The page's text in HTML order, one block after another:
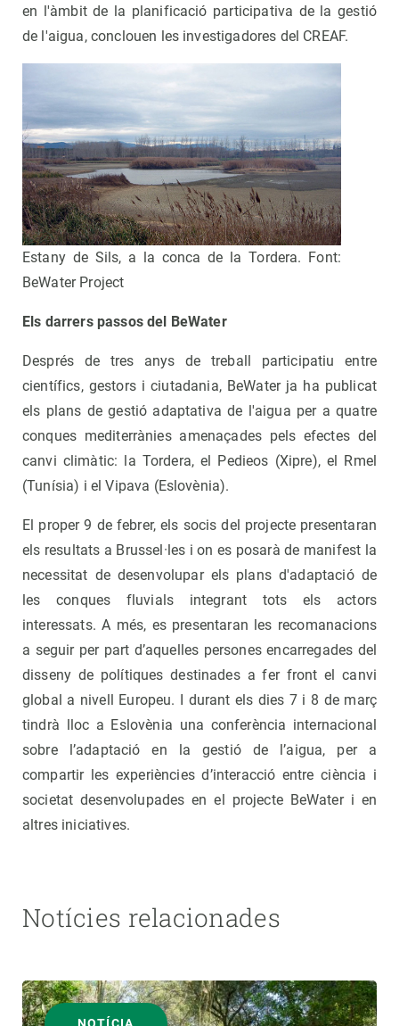
en l'àmbit de la planificació participativa de la gestió
de l'aigua, conclouen les investigadores del CREAF.
Estany de Sils, a la conca de la Tordera. Font:
BeWater Project
Els darrers passos del BeWater
Després de tres anys de treball participatiu entre
científics, gestors i ciutadania, BeWater ja ha publicat
els plans de gestió adaptativa de l'aigua per a quatre
conques mediterrànies amenaçades pels efectes del
canvi climàtic: la Tordera, el Pedieos (Xipre), el Rmel
(Tunísia) i el Vipava (Eslovènia).
El proper 9 de febrer, els socis del projecte presentaran
els resultats a Brussel·les i on es posarà de manifest la
necessitat de desenvolupar els plans d'adaptació de
les conques fluvials integrant tots els actors
interessats. A més, es presentaran les recomanacions
a seguir per part d’aquelles persones encarregades del
disseny de polítiques destinades a fer front el canvi
global a nivell Europeu. I durant els dies 7 i 8 de març
tindrà lloc a Eslovènia una conferència internacional
sobre l’adaptació en la gestió de l’aigua, per a
compartir les experiències d’interacció entre ciència i
societat desenvolupades en el projecte BeWater i en
altres iniciatives.
Notícies relacionades